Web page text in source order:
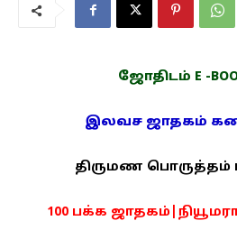
ஜோதிடம் E -
இலவச ஜாதகம்
திருமண பொருத்தம்
100 பக்க